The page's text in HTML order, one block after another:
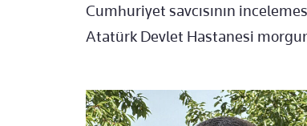
Cumhuriyet savcısının
Atatürk Devlet Hastanesi